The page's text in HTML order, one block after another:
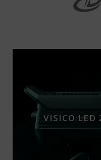
VISICO LED